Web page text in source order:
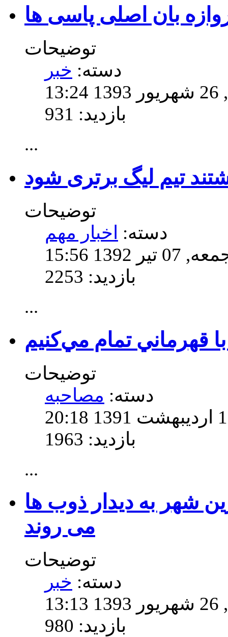
بان اصلی پاسی ها
توضیحات
دسته: خبر
بازدید: 931
...
تیم لیگ برتری شود
توضیحات
دسته: اخبار مهم
15:56
بازدید: 2253
...
قهرماني تمام مي‌كنيم
توضیحات
دسته: مصاحبه
بازدید: 1963
...
شهر به دیدار ذوب ها
می روند
توضیحات
دسته: خبر
بازدید: 980